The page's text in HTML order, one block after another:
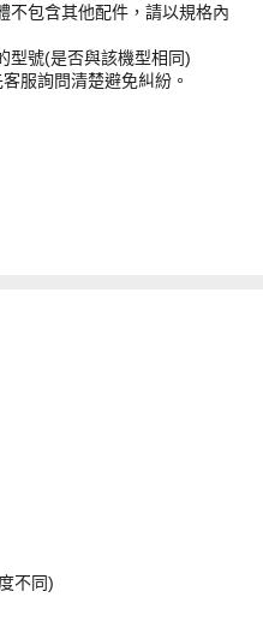
不包含其他配件，請以規格內
型號(是否與該機型相同)
服詢問清楚避免糾紛。
不同)